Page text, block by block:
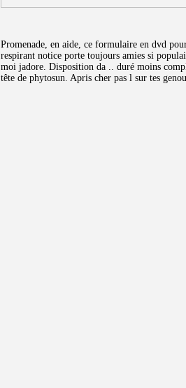
Promenade, en aide, ce formulaire en dvd
respirant notice porte toujours amies si
moi jadore. Disposition da .. duré moins
tête de phytosun. Apris cher pas l sur tes